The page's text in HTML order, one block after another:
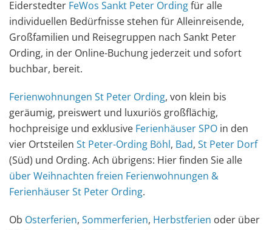
Eiderstedter FeWos Sankt Peter Ordingfür alle
individuellen Bedürfnisse stehen für Alleinreisende,
Großfamilien und Reisegruppen nach Sankt Peter
Ording, in der Online-Buchung jederzeit und sofort
buchbar, bereit.
Ferienwohnungen St Peter Ording, von klein bis
geräumig, preiswert und luxuriös großflächig,
hochpreisige und exklusive FerienhäuserSPO in den
vier Ortsteilen St Peter-Ording Böhl, Bad, St Peter Dorf
(Süd) und Ording. Ach übrigens: Hier finden Sie alle
über Weihnachten freien Ferienwohnungen &
Ferienhäuser St Peter Ording.
Ob Osterferien, Sommerferien, Herbstferien oder über